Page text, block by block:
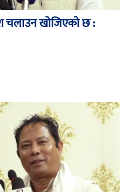
चलाउन खोजिएको छ :